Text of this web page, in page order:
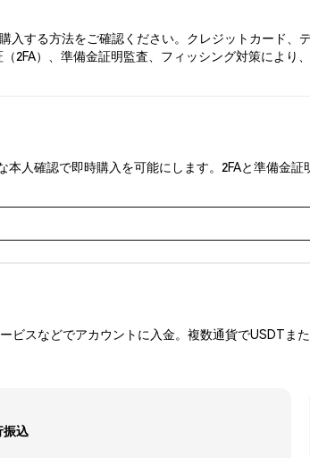
入する方法をご確認ください。クレジットカード
2FA）、準備金証明監査、フィッシング対策により
本人確認で即時購入を可能にします。2FAと準備金
ビスなどでアカウントに入金。複数通貨でUSDTま
振込